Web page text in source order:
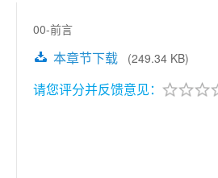
00-前言
本章节下载 (249.34 KB)
请您评分并反馈意见：